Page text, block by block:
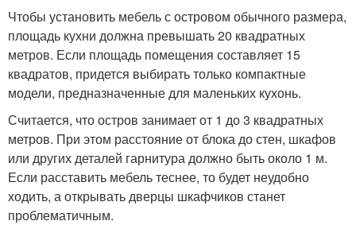
Чтобы установить мебель с островом обычного размера,
площадь кухни должна превышать 20 квадратных
метров. Если площадь помещения составляет 15
квадратов, придется выбирать только компактные
модели, предназначенные для маленьких кухонь.
Считается, что остров занимает от 1 до 3 квадратных
метров. При этом расстояние от блока до стен, шкафов
или других деталей гарнитура должно быть около 1 м.
Если расставить мебель теснее, то будет неудобно
ходить, а открывать дверцы шкафчиков станет
проблематичным.